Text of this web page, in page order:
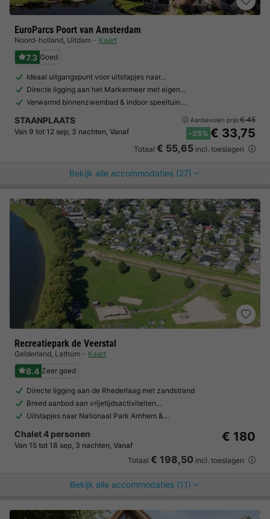
EuroParcs Poort van Amsterdam
Noord-holland, Uitdam Kaart
7.3 Goed
Ideaal uitgangspunt voor uitstapjes naar…
Directe ligging aan het Markermeer met eigen…
Verwarmd binnenzwembad & indoor speeltuin…
STAANPLAATS
Van 9 tot 12 sep, 3 nachten, Vanaf
Aanbevolen prijs:€ 45
-25% € 33,75
Totaal € 55,65 incl. toeslagen
Bekijk alle accommodaties (27)
Recreatiepark de Veerstal
Gelderland, Lathum Kaart
8.4 Zeer goed
Directe ligging aan de Rhederlaag met zandstrand
Breed aanbod aan vrijetijdsactiviteiten…
Uitstapjes naar Nationaal Park Arnhem &…
Chalet 4 personen
Van 15 tot 18 sep, 3 nachten, Vanaf
€ 180
Totaal € 198,50 incl. toeslagen
Bekijk alle accommodaties (11)